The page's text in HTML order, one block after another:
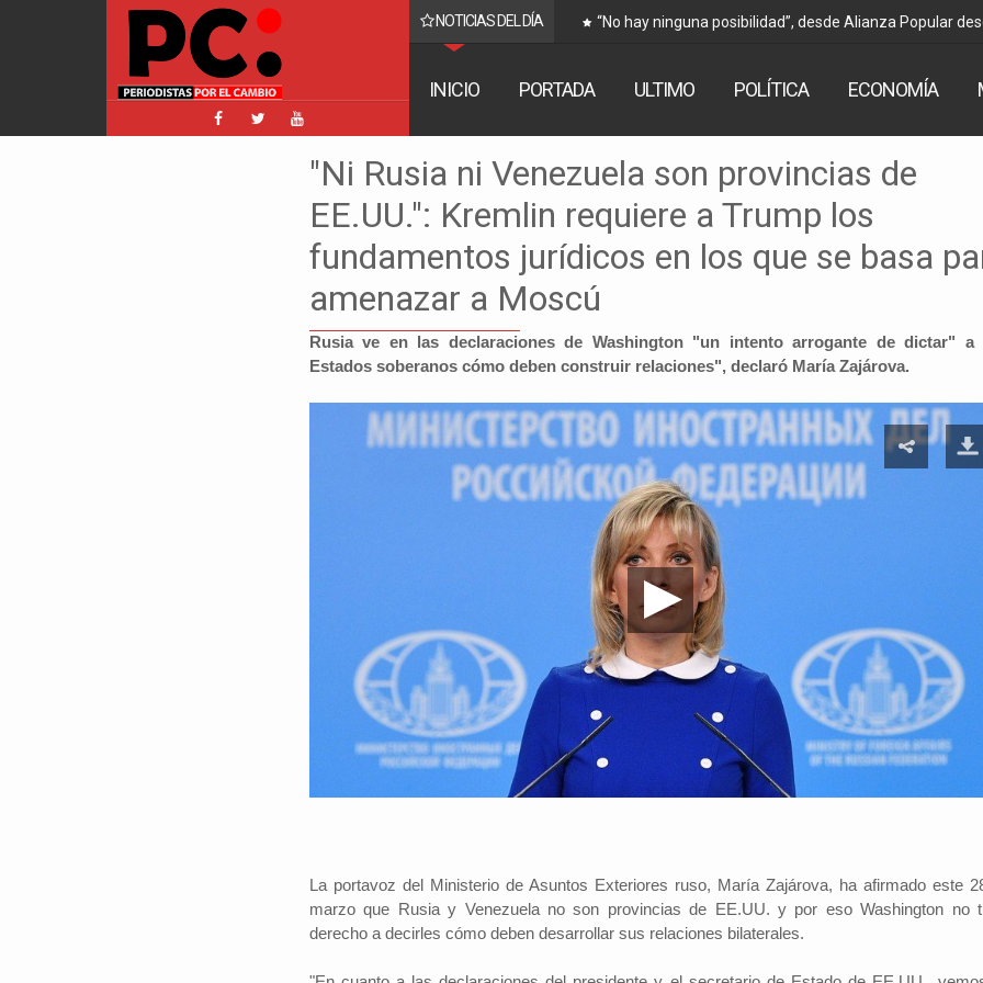
NOTICIAS DEL DÍA
y ratifica su denuncia contra Coaquira
“No hay ninguna posibilidad”, desde Alianza Popular descartan
INICIO PORTADA ULTIMO POLÍTICA ECONOMÍA
"Ni Rusia ni Venezuela son provincias de
EE.UU.": Kremlin requiere a Trump los
fundamentos jurídicos en los que se basa
amenazar a Moscú
Rusia ve en las declaraciones de Washington "un intento arrogante de dictar" a
Estados soberanos cómo deben construir relaciones", declaró María Zajárova.
La portavoz del Ministerio de Asuntos Exteriores ruso, María Zajárova, ha afirmado este
marzo que Rusia y Venezuela no son provincias de EE.UU. y por eso Washington no
derecho a decirles cómo deben desarrollar sus relaciones bilaterales.